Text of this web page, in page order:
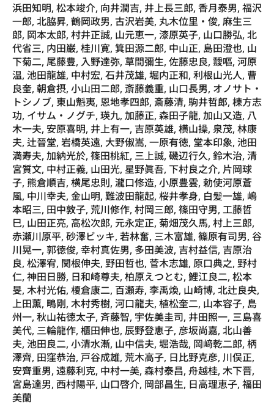
浜田知明, 松本竣介, 向井潤吉, 井上長三郎, 香月泰男, 福沢
一郎, 北脇昇, 鶴岡政男, 古沢岩美, 丸木位里・俊, 麻生三
郎, 岡本太郎, 村井正誠, 山元恵一, 漆原英子, 山口勝弘, 北
代省三, 内田巌, 桂川寛, 箕田源二郎, 中山正, 島田澄也, 山
下菊二, 尾藤豊, 入野達弥, 草間彌生, 佐藤忠良, 靉嘔, 河原
温, 池田龍雄, 中村宏, 石井茂雄, 堀内正和, 利根山光人, 曹
良奎, 朝倉摂, 小山田二郎, 斎藤義重, 山口長男, オノサト・
トシノブ, 東山魁夷, 恩地孝四郎, 斎藤清, 駒井哲郎, 棟方志
功, イサム・ノグチ, 瑛九, 加藤正, 森田子龍, 加山又造, 八
木一夫, 安原喜明, 井上有一, 吉原英雄, 横山操, 泉茂, 林康
夫, 辻晉堂, 岩橋英遠, 大野俶嵩, 一原有徳, 堂本印象, 池田
満寿夫, 加納光於, 篠田桃紅, 三上誠, 磯辺行久, 鈴木治, 清
宮質文, 中村正義, 山田光, 星野眞吾, 下村良之介, 片岡球
子, 熊倉順吉, 横尾忠則, 瀧口修造, 小原豊雲, 勅使河原蒼
風, 中川幸夫, 金山明, 難波田龍起, 桜井孝身, 白髪一雄, 嶋
本昭三, 田中敦子, 荒川修作, 村岡三郎, 篠田守男, 工藤哲
巳, 山田正亮, 高松次郎, 元永定正, 菊畑茂久馬, 村上三郎,
赤瀬川原平, 砂澤ビッキ, 若林奮, 三木富雄, 篠原有司男, 谷
川晃一, 郭徳俊, 幸村真佐男, 多田美波, 吉村益信, 吉原治
良, 松澤宥, 関根伸夫, 野田哲也, 菅木志雄, 原口典之, 野村
仁, 神田日勝, 日和崎尊夫, 柏原えつとむ, 鯉江良二, 松本
旻, 木村光佑, 榎倉康二, 百瀬寿, 李禹煥, 山崎博, 北辻良央,
上田薫, 鴫剛, 木村秀樹, 河口龍夫, 植松奎二, 山本容子, 島
州一, 秋山祐徳太子, 斉藤智, 宇佐美圭司, 井田照一, 三島喜
美代, 三輪龍作, 櫃田伸也, 辰野登恵子, 彦坂尚嘉, 北山善
夫, 池田良二, 小清水漸, 山中信夫, 堀浩哉, 岡﨑乾二郎, 柄
澤齊, 田窪恭治, 戸谷成雄, 荒木高子, 日比野克彦, 川俣正,
安齊重男, 遠藤利克, 中村一美, 森村泰昌, 舟越桂, 木下晋,
宮島達男, 西村陽平, 山口啓介, 岡部昌生, 日高理恵子, 福田
美蘭